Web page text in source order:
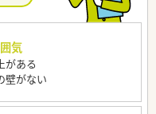
気
がある
壁がない